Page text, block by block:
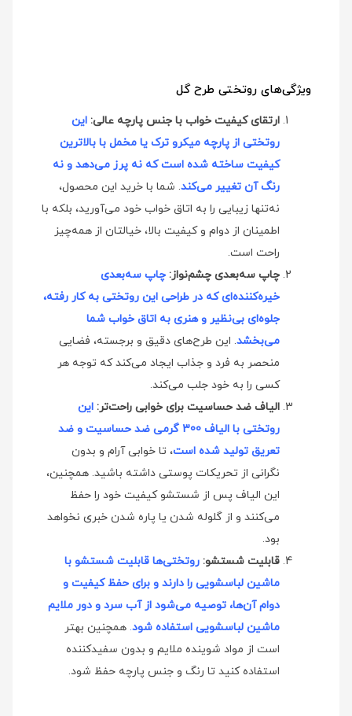
ویژگی‌های روتختی طرح گل
ارتقای کیفیت خواب با جنس پارچه عالی: این
روتختی از پارچه میکرو ترک یا مخمل با بالاترین
کیفیت ساخته شده است که نه پرز می‌دهد و نه
رنگ آن تغییر می‌کند. شما با خرید این محصول،
نه‌تنها زیبایی را به اتاق خواب خود می‌آورید، بلکه با
اطمینان از دوام و کیفیت بالا، خیالتان از همه‌چیز
راحت است.
چاپ سه‌بعدی چشم‌نواز: چاپ سه‌بعدی
خیره‌کننده‌ای که در طراحی این روتختی به کار رفته،
جلوه‌ای بی‌نظیر و هنری به اتاق خواب شما
می‌بخشد. این طرح‌های دقیق و برجسته، فضایی
منحصر به فرد و جذاب ایجاد می‌کند که توجه هر
کسی را به خود جلب می‌کند.
الیاف ضد حساسیت برای خوابی راحت‌تر: این
روتختی با الیاف 300 گرمی ضد حساسیت و ضد
تعریق تولید شده است، تا خوابی آرام و بدون
نگرانی از تحریکات پوستی داشته باشید. همچنین،
این الیاف پس از شستشو کیفیت خود را حفظ
می‌کنند و از گلوله شدن یا پاره شدن خبری نخواهد
بود.
قابلیت شستشو: روتختی‌ها قابلیت شستشو با
ماشین لباسشویی را دارند و برای حفظ کیفیت و
دوام آن‌ها، توصیه می‌شود از آب سرد و دور ملایم
ماشین لباسشویی استفاده شود. همچنین بهتر
است از مواد شوینده ملایم و بدون سفیدکننده
استفاده کنید تا رنگ و جنس پارچه حفظ شود.